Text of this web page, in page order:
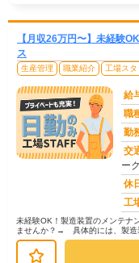
【月収26万円〜】未経験
ス
生産管理 職業紹介 工場ス
給
職
勤
交
ー
休
工
未経験OK！製造装置のメンテナ
ませんか？→ 具体的には、製造
どを行います。→ 加工作業、検